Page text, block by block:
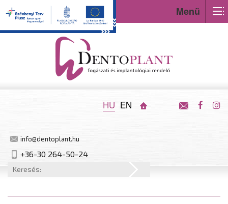
Menü
HU EN
info@dentoplant.hu
+36-30 264-50-24